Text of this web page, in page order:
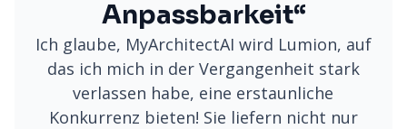
Anpassbarkeit“
Ich glaube, MyArchitectAI wird Lumion, auf
das ich mich in der Vergangenheit stark
verlassen habe, eine erstaunliche
Konkurrenz bieten! Sie liefern nicht nur